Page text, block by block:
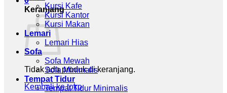
Keranjang
Tidak ada produk di keranjang.
Kembali ke toko
Kursi Kafe
Kursi Kantor
Kursi Makan
Lemari
Lemari Hias
Sofa
Sofa Mewah
Sofa Minimalis
Tempat Tidur
Tempat Tidur Minimalis